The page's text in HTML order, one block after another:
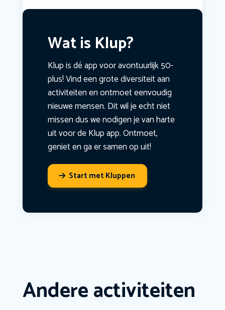
Wat is Klup?
Klup is dé app voor avontuurlijk 50-
plus! Vind een grote diversiteit aan
activiteiten en ontmoet eenvoudig
nieuwe mensen. Dit wil je echt niet
missen dus we nodigen je van harte
uit voor de Klup app. Ontmoet,
geniet en ga er samen op uit!
Start met Kluppen
Andere activiteiten